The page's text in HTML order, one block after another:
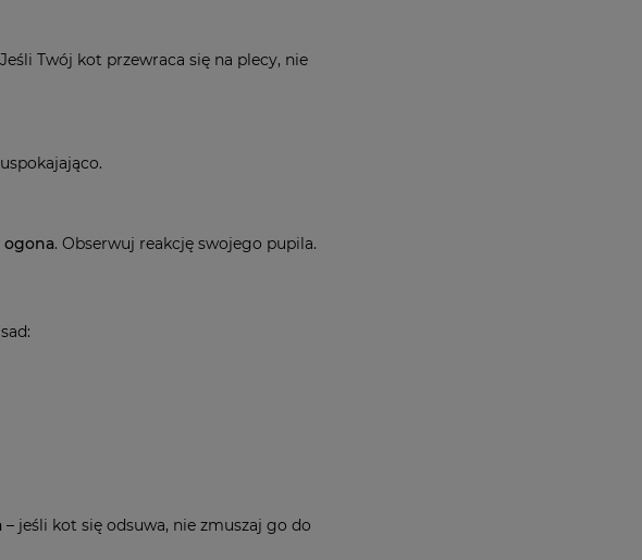
Twój kot przewraca się na plecy, nie
. Obserwuj reakcję swojego pupila.
– jeśli kot się odsuwa, nie zmuszaj go do